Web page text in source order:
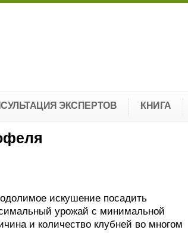
ЭКСПЕРТОВ КНИГА
искушение посадить
урожай с минимальной
и количество клубней во многом